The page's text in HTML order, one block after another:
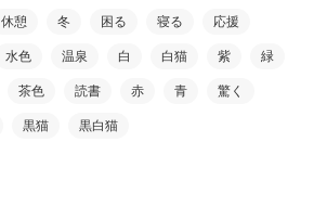
休憩 冬 困る 寝る 応援
水色 温泉 白 白猫 紫 緑
茶色 読書 赤 青 驚く
黒猫 黒白猫